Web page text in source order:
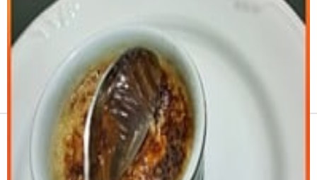
Receitas e vinhos